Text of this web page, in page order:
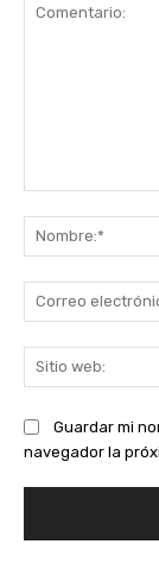
Guardar mi
navegador la